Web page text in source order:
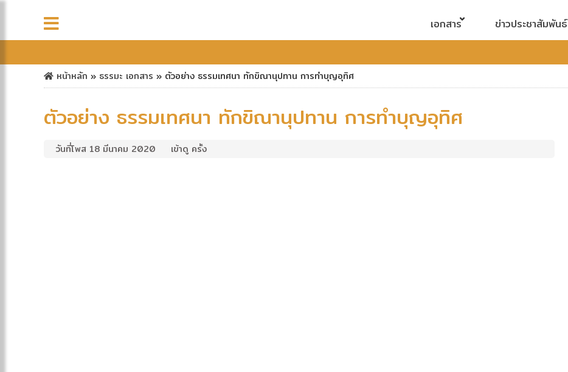
เอกสาร ข่าวประชาสัมพันธ์
หน้าหลัก » ธรรมะ เอกสาร » ตัวอย่าง ธรรมเทศนา ทักขิณานุปทาน การทำบุญอุทิศ
ตัวอย่าง ธรรมเทศนา ทักขิณานุปทาน การทำบุญอุทิศ
วันที่โพส 18 มีนาคม 2020 เข้าดู ครั้ง